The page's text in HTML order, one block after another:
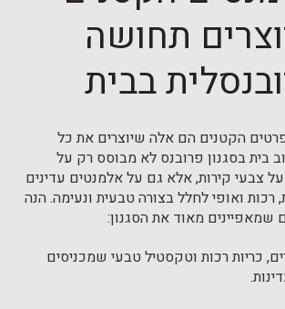
תחושה
בבית
הקטנים הם אלה שיוצרים את כל
בית בסגנון פרובנס לא מבוסס רק על
על צבעי קירות, אלא גם על אלמנטים עדינים
רכות ואופי לחלל בצורה טבעית ונעימה. הנה
שמאפיינים מאוד את הסגנון:
כריות רכות וטקסטיל טבעי שמכניסים